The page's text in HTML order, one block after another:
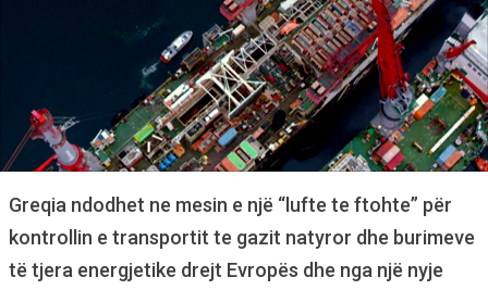
Greqia ndodhet ne mesin e një “lufte te ftohte” për
kontrollin e transportit te gazit natyror dhe burimeve
të tjera energjetike drejt Evropës dhe nga një nyje